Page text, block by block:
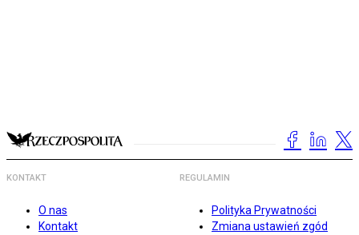
KONTAKT
O nas
Kontakt
REGULAMIN
Polityka Prywatności
Zmiana ustawień zgód